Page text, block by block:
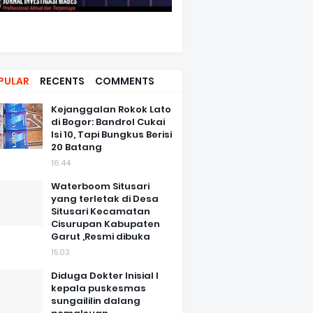
RECENTS COMMENTS
Kejanggalan Rokok Lato
di Bogor: Bandrol Cukai
Isi 10, Tapi Bungkus Berisi
20 Batang
16.44
Waterboom Situsari
yang terletak di Desa
Situsari Kecamatan
Cisurupan Kabupaten
Garut ,Resmi dibuka
15.03
Diduga Dokter Inisial I
kepala puskesmas
sungaililin dalang